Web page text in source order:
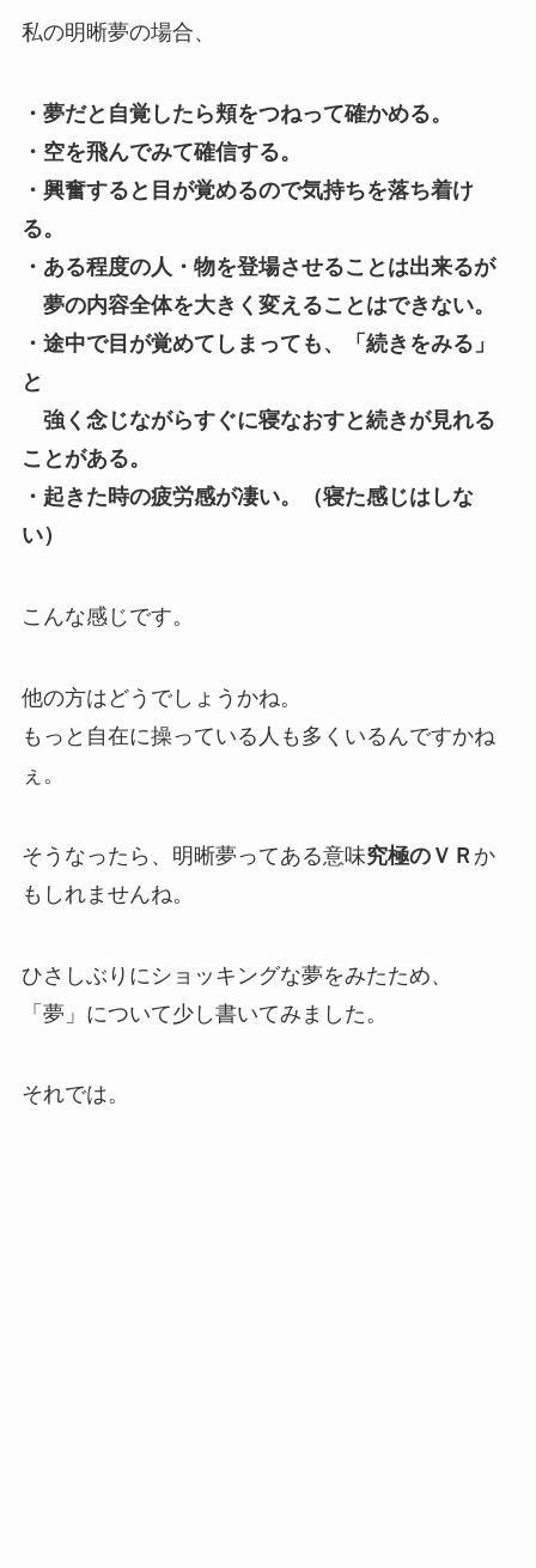
私の明晰夢の場合、
・夢だと自覚したら頬をつねって確かめる。
・空を飛んでみて確信する。
・興奮すると目が覚めるので気持ちを落ち着け
る。
・ある程度の人・物を登場させることは出来るが
夢の内容全体を大きく変えることはできない。
・途中で目が覚めてしまっても、「続きをみる」
と
強く念じながらすぐに寝なおすと続きが見れる
ことがある。
・起きた時の疲労感が凄い。（寝た感じはしな
い）
こんな感じです。
他の方はどうでしょうかね。
もっと自在に操っている人も多くいるんですかね
ぇ。
そうなったら、明晰夢ってある意味究極のＶＲ か
もしれませんね。
ひさしぶりにショッキングな夢をみたため、
「夢」について少し書いてみました。
それでは。